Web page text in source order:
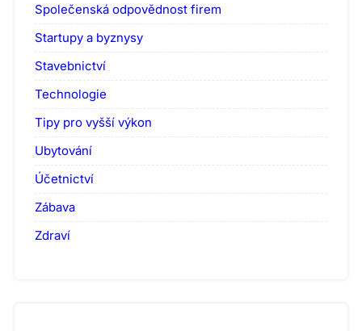
Společenská odpovědnost firem
Startupy a byznysy
Stavebnictví
Technologie
Tipy pro vyšší výkon
Ubytování
Účetnictví
Zábava
Zdraví